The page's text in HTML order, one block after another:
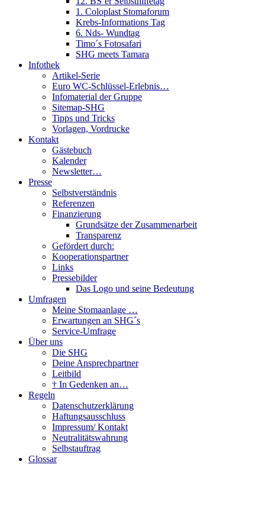
1. Coloplast Stomaforum
Krebs-Informations Tag
6. Nds- Wundtag
Timo´s Fotosafari
SHG meets Tamara
Infothek
Artikel-Serie
Euro WC-Schlüssel-Erlebnis…
Infomaterial der Gruppe
Sitemap-SHG
Tipps und Tricks
Vorlagen, Vordrucke
Kontakt
Gästebuch
Kalender
Newsletter…
Presse
Selbstverständnis
Referenzen
Finanzierung
Grundsätze der Zusammenarbeit
Transparenz
Gefördert durch:
Kooperationspartner
Links
Pressebilder
Das Logo und seine Bedeutung
Umfragen
Meine Stomaanlage …
Erwartungen an SHG´s
Service-Umfrage
Über uns
Die SHG
Deine Ansprechpartner
Leitbild
† In Gedenken an…
Regeln
Datenschutzerklärung
Haftungsausschluss
Impressum/ Kontakt
Neutralitätswahrung
Selbstauftrag
Glossar